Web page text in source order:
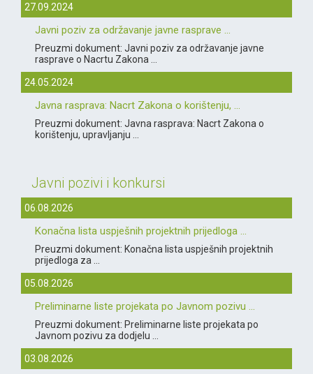
27.09.2024
Javni poziv za održavanje javne rasprave ...
Preuzmi dokument: Javni poziv za održavanje javne
rasprave o Nacrtu Zakona ...
24.05.2024
Javna rasprava: Nacrt Zakona o korištenju, ...
Preuzmi dokument: Javna rasprava: Nacrt Zakona o
korištenju, upravljanju ...
Javni pozivi i konkursi
06.08.2026
Konačna lista uspješnih projektnih prijedloga ...
Preuzmi dokument: Konačna lista uspješnih projektnih
prijedloga za ...
05.08.2026
Preliminarne liste projekata po Javnom pozivu ...
Preuzmi dokument: Preliminarne liste projekata po
Javnom pozivu za dodjelu ...
03.08.2026